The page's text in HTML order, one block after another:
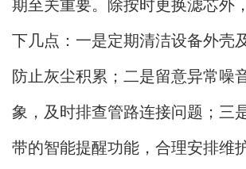
期至关重要。除按时更换滤芯外
下几点：一是定期清洁设备外壳
防止灰尘积累；二是留意异常噪
象，及时排查管路连接问题；三
带的智能提醒功能，合理安排维